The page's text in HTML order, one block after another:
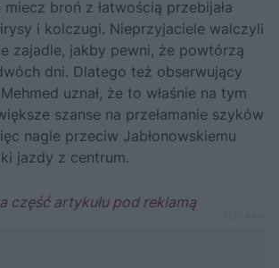
broń z łatwością przebijała
i kolczugi. Nieprzyjaciele walczyli
zajadle, jakby pewni, że powtórzą
dni. Dlatego też obserwujący
uznał, że to właśnie na tym
szanse na przełamanie szyków
nagle przeciw Jabłonowskiemu
jazdy z centrum.